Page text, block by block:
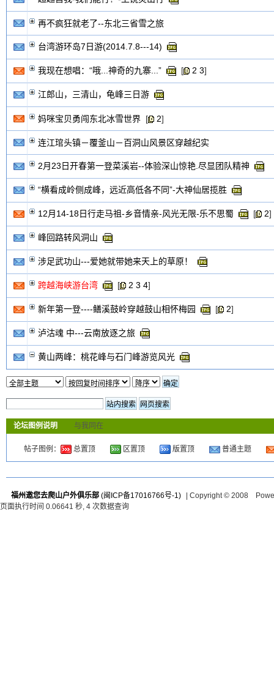
再不疯狂就老了--东北三省雪之旅
台湾游环岛7日游(2014.7.8---14)
我现在想唱：“哦...神奇的九寨...” [ 2 3]
江郎山，三清山，龟峰三日游
妈咪宝贝勇闯东北冰雪世界 [ 2]
连江琯头镇－覆釜山－百洞山风景区穿越纪实
2月23日开春第一登菜溪岩--体验深山惊艳.尽显团队精神
“横看成岭侧成峰，远近高低各不同”-大神仙居揽胜
12月14-18日行走马祖-乡音情亲-风光无限-乐不思蜀 [ 2
峰回路转风洞山
涉足武功山---爱她就带她来天上的草原！
跨越海峡游台湾 [ 2 3 4]
新年第一登----鳝溪鼓岭穿越鼓山相怀梅园 [ 2]
泸沽魂 中---云南放逐之旅
黄山两峰：桃花峰与石门峰游览风光
论坛图例说明 与我同在
帖子图例： 总置顶 区置顶 版置顶 普通主题
福州邀您去爬山户外俱乐部 (闽ICP备17016766号-1)
| Copyright © 2008
页面执行时间 0.06641 秒, 4 次数据查询